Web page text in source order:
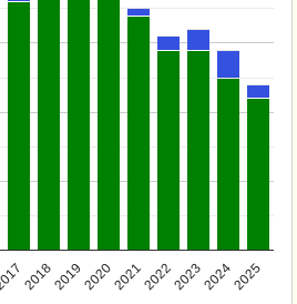
20182019202020212022202320242025